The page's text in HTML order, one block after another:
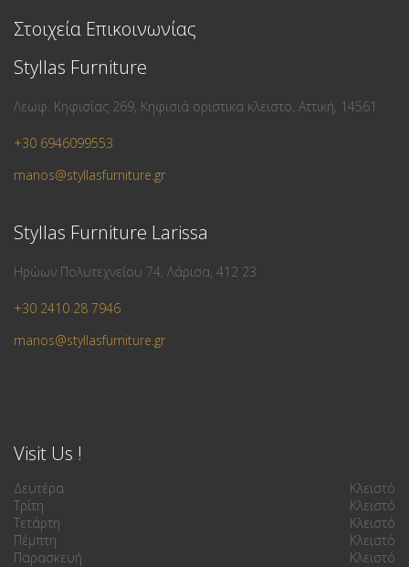
Στοιχεία Επικοινωνίας
Styllas Furniture
Λεωφ. Κηφισίας 269, Κηφισιά οριστικα κλειστο, Αττική, 14561
+30 6946099553
manos@styllasfurniture.gr
Styllas Furniture Larissa
Ηρώων Πολυτεχνείου 74, Λάρισα, 412 23
+30 2410 28 7946
manos@styllasfurniture.gr
Visit Us !
Δευτέρα
Κλειστό
Τρίτη
Κλειστό
Τετάρτη
Κλειστό
Πέμπτη
Κλειστό
Παρασκευή
Κλειστό